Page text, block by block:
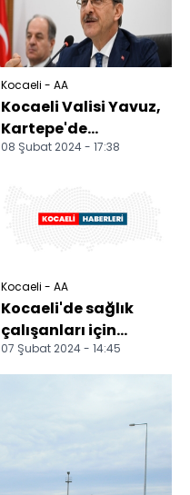
Kocaeli - AA
Kocaeli Valisi Yavuz,
Kartepe'de
muhtarlarla
08 Şubat 2024 - 17:38
Kocaeli - AA
Kocaeli'de sağlık
çalışanları için
yapılan konutlar
sahiplerine teslim
07 Şubat 2024 - 14:45